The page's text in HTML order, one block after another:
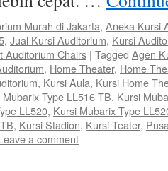
Murah di Jakarta, Aneka Kursi
, Jual Kursi Auditorium, Kursi
Auditorium Chairs | Tagged Agen
, Home Theater, Home
, Kursi Aula, Kursi Home
Mubarix Type LL516 TB, Kursi
LL520, Kursi Mubarix Type
, Kursi Stadion, Kursi Teater,
a comment